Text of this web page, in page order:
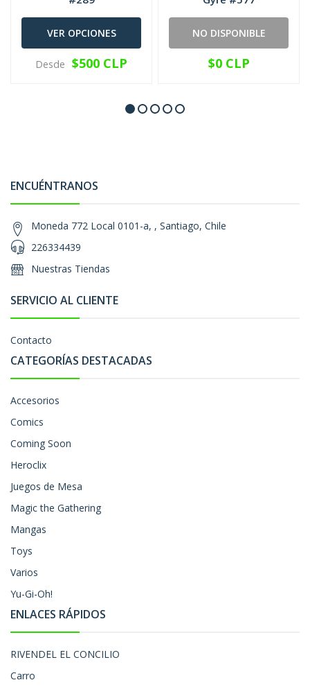
VER OPCIONES
Desde $500 CLP
NO DISPONIBLE
$0 CLP
ENCUÉNTRANOS
Moneda 772 Local 0101-a, , Santiago, Chile
226334439
Nuestras Tiendas
SERVICIO AL CLIENTE
Contacto
CATEGORÍAS DESTACADAS
Accesorios
Comics
Coming Soon
Heroclix
Juegos de Mesa
Magic the Gathering
Mangas
Toys
Varios
Yu-Gi-Oh!
ENLACES RÁPIDOS
RIVENDEL EL CONCILIO
Carro